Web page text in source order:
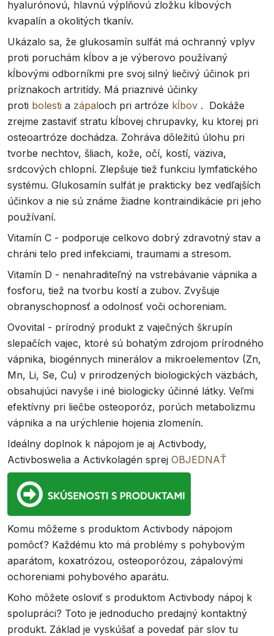
hyalurónovú, hlavnú výplňovú zložku kĺbových
kvapalín a okolitých tkanív.
Ukázalo sa, že glukosamín sulfát má ochranný vplyv
proti poruchám kĺbov a je výberovo používaný
kĺbovými odborníkmi pre svoj ​​silný liečivý účinok pri
príznakoch artritídy. Má priaznivé účinky
proti bolesti a zápaloch pri artróze kĺbov . Dokáže
zrejme zastaviť stratu kĺbovej chrupavky, ku ktorej pri
osteoartróze dochádza. Zohráva dôležitú úlohu pri
tvorbe nechtov, šliach, kože, očí, kostí, väziva,
srdcových chlopní. Zlepšuje tiež funkciu lymfatického
systému. Glukosamín sulfát je prakticky bez vedľajších
účinkov a nie sú známe žiadne kontraindikácie pri jeho
používaní.
Vitamín C - podporuje celkovo dobrý zdravotný stav a
chráni telo pred infekciami, traumami a stresom.
Vitamín D - nenahraditeľný na vstrebávanie vápnika a
fosforu, tiež na tvorbu kostí a zubov. Zvyšuje
obranyschopnosť a odolnosť voči ochoreniam.
Ovovital - prírodný produkt z vaječných škrupín
slepačích vajec, ktoré sú bohatým zdrojom prírodného
vápnika, biogénnych minerálov a mikroelementov (Zn,
Mn, Li, Se, Cu) v prirodzených biologických väzbách,
obsahujúci navyše i iné biologicky účinné látky. Veľmi
efektívny pri liečbe osteoporóz, porúch metabolizmu
vápnika a na urýchlenie hojenia zlomenín.
Ideálny doplnok k nápojom je aj Activbody,
Activboswelia a Activkolagén sprej OBJEDNAŤ
Komu môžeme s produktom Activbody nápojom
pomôcť? Každému kto má problémy s pohybovým
aparátom, koxatrózou, osteoporózou, zápalovými
ochoreniami pohybového aparátu.
Koho môžete osloviť s produktom Activbody nápoj k
spolupráci? Toto je jednoducho predajný kontaktný
produkt. Základ je vyskúšať a povedať pár slov tu